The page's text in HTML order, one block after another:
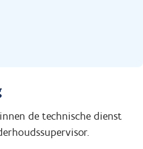
de technische dienst